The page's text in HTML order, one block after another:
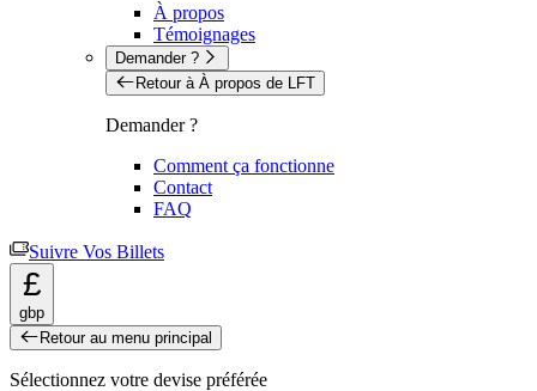
À propos
Témoignages
Demander ?
Retour à À propos de LFT
Demander ?
Comment ça fonctionne
Contact
FAQ
Suivre Vos Billets
£
gbp
Retour au menu principal
Sélectionnez votre devise préférée